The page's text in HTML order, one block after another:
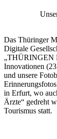
Das Thüringer
Digitale
„THÜRINGEN
Innovationen
und unsere
in Erfurt, wo
Ärzte“ gedreht
Tourismus statt.